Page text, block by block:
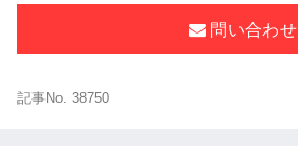
問い合わせ
記事No. 38750